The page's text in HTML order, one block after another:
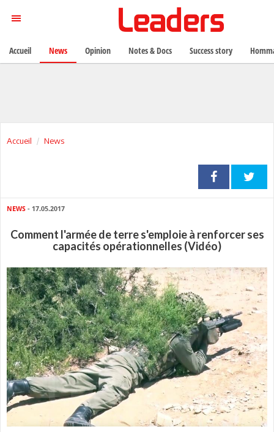
Accueil News
NEWS - 17.05.2017
Comment l'armée de terre s'emploie à renforcer ses
capacités opérationnelles (Vidéo)
Accueil News Opinion Notes & Docs Success story